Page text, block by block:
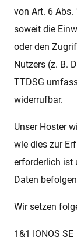
von Art. 6 Abs.
soweit die
oder den
Nutzers (z. B.
TTDSG
widerrufbar.
Unser Hoster
wie dies zur
erforderlich ist
Daten
Wir setzen
1&1 IONOS SE